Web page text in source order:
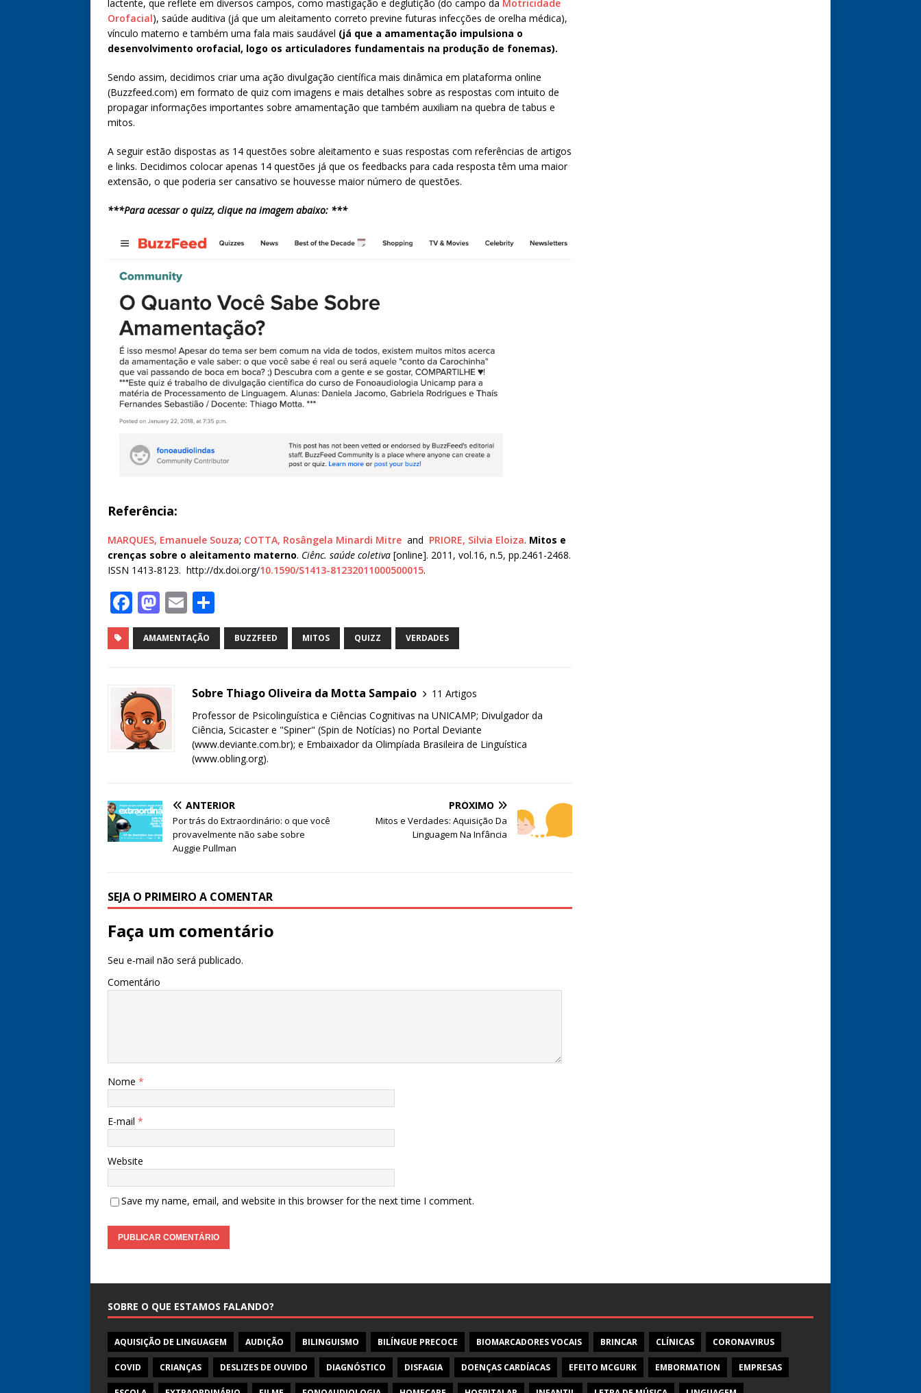
lactente, que reflete em diversos campos, como mastigação e deglutição (do campo da Motricidade
Orofacial), saúde auditiva (já que um aleitamento correto previne futuras infecções de orelha médica),
vínculo materno e também uma fala mais saudável (já que a amamentação impulsiona o
desenvolvimento orofacial, logo os articuladores fundamentais na produção de fonemas).
Sendo assim, decidimos criar uma ação divulgação científica mais dinâmica em plataforma online
(Buzzfeed.com) em formato de quiz com imagens e mais detalhes sobre as respostas com intuito de
propagar informações importantes sobre amamentação que também auxiliam na quebra de tabus e
mitos.
A seguir estão dispostas as 14 questões sobre aleitamento e suas respostas com referências de artigos
e links. Decidimos colocar apenas 14 questões já que os feedbacks para cada resposta têm uma maior
extensão, o que poderia ser cansativo se houvesse maior número de questões.
***Para acessar o quizz, clique na imagem abaixo: ***
Referência:
MARQUES, Emanuele Souza; COTTA, Rosângela Minardi Mitre and PRIORE, Silvia Eloiza. Mitos e
crenças sobre o aleitamento materno. Ciênc. saúde coletiva [online]. 2011, vol.16, n.5, pp.2461-2468.
ISSN 1413-8123. http://dx.doi.org/10.1590/S1413-81232011000500015.
F
a
c
b
o
o
k
M
a
st
d
o
n
E
m
ai
h
ar
AMAMENTAÇÃO BUZZFEED MITOS QUIZZ VERDADES
Sobre Thiago Oliveira da Motta Sampaio
11 Artigos
Professor de Psicolinguística e Ciências Cognitivas na UNICAMP; Divulgador da
Ciência, Scicaster e "Spiner" (Spin de Notícias) no Portal Deviante
(www.deviante.com.br); e Embaixador da Olimpíada Brasileira de Linguística
(www.obling.org).
ANTERIOR
Por trás do Extraordinário: o que você
provavelmente não sabe sobre
Auggie Pullman
PRÓXIMO
Mitos e Verdades: Aquisição Da
Linguagem Na Infância
SEJA O PRIMEIRO A COMENTAR
Faça um comentário
Seu e-mail não será publicado.
Comentário
Nome *
E-mail *
Website
Save my name, email, and website in this browser for the next time I comment.
SOBRE O QUE ESTAMOS FALANDO?
AQUISIÇÃO DE LINGUAGEM AUDIÇÃO BILINGUISMO BILÍNGUE PRECOCE BIOMARCADORES VOCAIS BRINCAR CLÍNICAS CORONAVIRUS
COVID CRIANÇAS DESLIZES DE OUVIDO DIAGNÓSTICO DISFAGIA DOENÇAS CARDÍACAS EFEITO MCGURK EMBORMATION EMPRESAS